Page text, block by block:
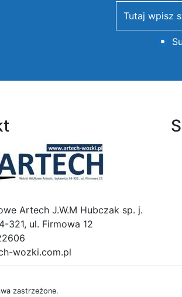
newsletter
Artech J.W.M Hubczak sp. j.
321, ul. Firmowa 12
wozki.com.pl
zastrzeżone.